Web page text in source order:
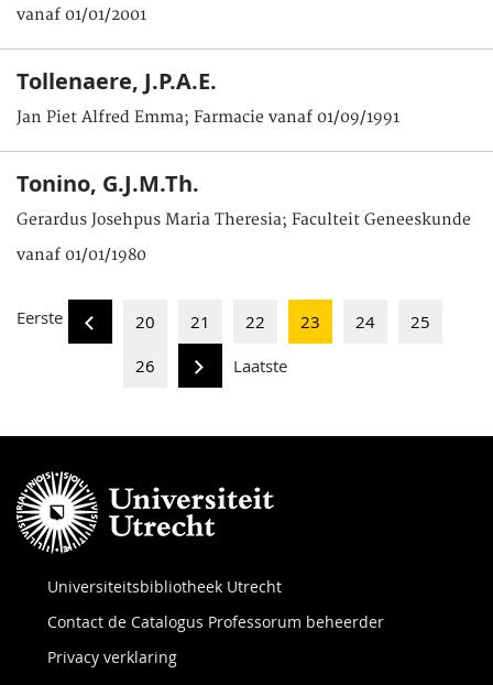
vanaf 01/01/2001
Tollenaere, J.P.A.E.
Jan Piet Alfred Emma; Farmacie vanaf 01/09/1991
Tonino, G.J.M.Th.
Gerardus Josehpus Maria Theresia; Faculteit Geneeskunde
vanaf 01/01/1980
Eerste 20 21 22 23 24
25
26
Laatste
Universiteitsbibliotheek Utrecht
Contact de Catalogus Professorum beheerder
Privacy verklaring